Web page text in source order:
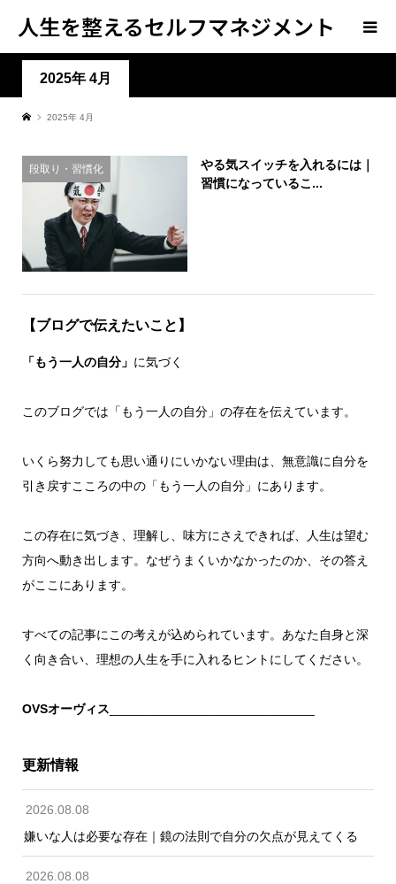
人生を整えるセルフマネジメント
2025年 4月
2025年 4月
段取り・習慣化
やる気スイッチを入れるには｜
習慣になっているこ...
【ブログで伝えたいこと】
「もう一人の自分」 に気づく
このブログでは「もう一人の自分」の存在を伝えています。
いくら努力しても思い通りにいかない理由は、無意識に自分を
引き戻すこころの中の「もう一人の自分」にあります。
この存在に気づき、理解し、味方にさえできれば、人生は望む
方向へ動き出します。なぜうまくいかなかったのか、その答え
がここにあります。
すべての記事にこの考えが込められています。あなた自身と深
く向き合い、理想の人生を手に入れるヒントにしてください。
OVSオーヴィス
更新情報
2026.08.08
嫌いな人は必要な存在｜鏡の法則で自分の欠点が見えてくる
2026.08.08